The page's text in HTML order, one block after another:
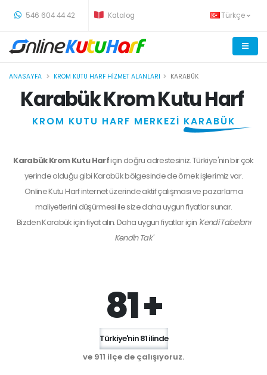
546 604 44 42 Katalog Türkçe
ANASAYFA KROM KUTU HARF HIZMET ALANLARI KARABÜK
Karabük Krom Kutu Harf
KROM KUTU HARF MERKEZİ KARABÜK
Karabük Krom Kutu Harfiçin doğru adrestesiniz. Türkiye'nin bir çok
yerinde olduğu gibi Karabük bölgesinde de örnek işlerimiz var.
Online Kutu Harf internet üzerinde aktif çalışması ve pazarlama
maliyetlerini düşürmesi ile size daha uygun fiyatlar sunar.
BizdenKarabükiçin fiyat alın. Daha uygun fiyatlar için 'Kendi Tabelanı
Kendin Tak'
81 +
Türkiye'nin 81 ilinde
ve 911 ilçe de çalışıyoruz.